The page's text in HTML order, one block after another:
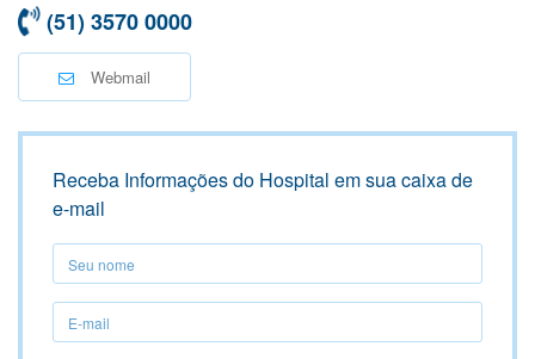
(51) 3570 0000
Webmail
Receba Informações do Hospital em sua caixa de
e-mail
Seu
nome
Seu
nome